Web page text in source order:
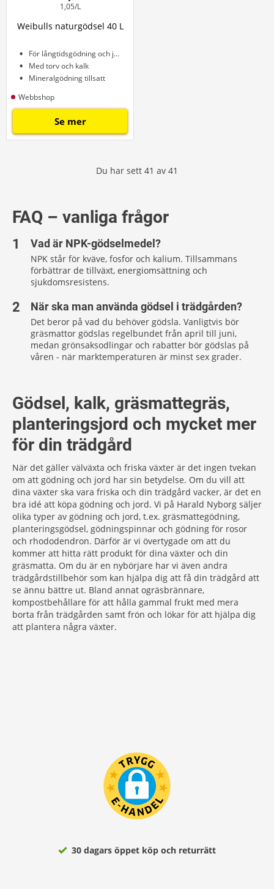
1,05/L
Weibulls naturgödsel 40 L
För långtidsgödning och jordförbättring
Med torv och kalk
Mineralgödning tillsatt
Webbshop
Se mer
Du har sett 41 av 41
FAQ – vanliga frågor
Vad är NPK-gödselmedel?
NPK står för kväve, fosfor och kalium. Tillsammans
förbättrar de tillväxt, energiomsättning och
sjukdomsresistens.
När ska man använda gödsel i trädgården?
Det beror på vad du behöver gödsla. Vanligtvis bör
gräsmattor gödslas regelbundet från april till juni,
medan grönsaksodlingar och rabatter bör gödslas på
våren - när marktemperaturen är minst sex grader.
Gödsel, kalk, gräsmattegräs,
planteringsjord och mycket mer
för din trädgård
När det gäller välväxta och friska växter är det ingen tvekan
om att gödning och jord har sin betydelse. Om du vill att
dina växter ska vara friska och din trädgård vacker, är det en
bra idé att köpa gödning och jord. Vi på Harald Nyborg säljer
olika typer av gödning och jord, t.ex. gräsmattegödning,
planteringsgödsel, gödningspinnar och gödning för rosor
och rhododendron. Därför är vi övertygade om att du
kommer att hitta rätt produkt för dina växter och din
gräsmatta. Om du är en nybörjare har vi även andra
trädgårdstillbehör som kan hjälpa dig att få din trädgård att
se ännu bättre ut. Bland annat ogräsbrännare,
kompostbehållare för att hålla gammal frukt med mera
borta från trädgården samt frön och lökar för att hjälpa dig
att plantera några växter.
30 dagars öppet köp och returrätt